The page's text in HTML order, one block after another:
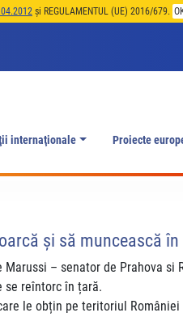
și REGULAMENTUL (UE) 2016/679.
internaţionale Proiecte
și să muncească
– senator de Prahova si
se reîntorc în țară.
le obțin pe teritoriul României